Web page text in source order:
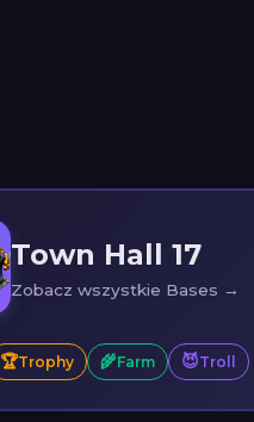
Town Hall 17
Zobacz wszystkie Bases →
🏆Trophy 🌾Farm 😈Troll